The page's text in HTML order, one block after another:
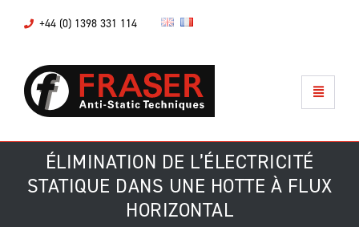
+44 (0) 1398 331 114
ÉLIMINATION DE L’ÉLECTRICITÉ
STATIQUE DANS UNE HOTTE À FLUX
HORIZONTAL